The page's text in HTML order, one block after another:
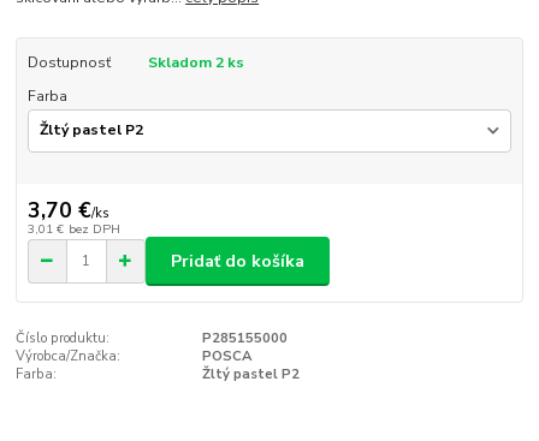
Dostupnosť
Skladom 2 ks
Farba
3,70 €/ks
3,01 € bez DPH
Pridať do košíka
Číslo produktu:
P285155000
Výrobca/Značka:
POSCA
Farba:
Žltý pastel P2